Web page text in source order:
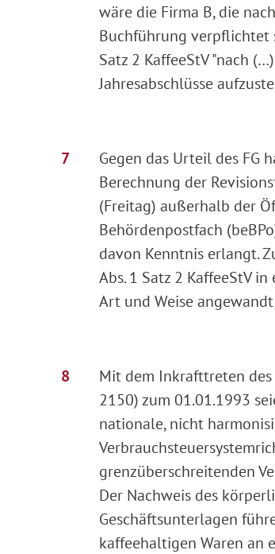
wäre die Firma B, die
Buchführung verpflichtet
Satz 2 KaffeeStV "nach
Jahresabschlüsse
Gegen das Urteil des FG
Berechnung der
(Freitag) außerhalb der
Behördenpostfach
davon Kenntnis erlangt.
Abs. 1 Satz 2 KaffeeStV
Art und Weise
Mit dem Inkrafttreten des
2150) zum 01.01.1993
nationale, nicht
grenzüberschreitenden
Der Nachweis des
Geschäftsunterlagen
kaffeehaltigen Waren an